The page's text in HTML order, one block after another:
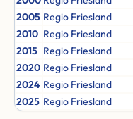
2005 Regio Friesland
2010 Regio Friesland
2015 Regio Friesland
2020 Regio Friesland
2024 Regio Friesland
2025 Regio Friesland